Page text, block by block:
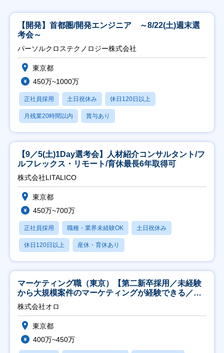
【開発】首都圏/開発エンジニア ～8/22(土)週末選
考会～
パーソルクロステクノロジー株式会社
東京都
450万~1000万
正社員採用 土日祝休み 休日120日以上
月残業20時間以内 賞与あり
【9／5(土)1Day選考会】人材紹介コンサルタント/フ
ルフレックス・リモート/育休最長6年取得可
株式会社LITALICO
東京都
450万~700万
正社員採用 職種・業界未経験OK 土日祝休み
休日120日以上 産休・育休あり
マーケティング職（東京）【第二新卒採用／未経験
から大規模案件のマーケティングが経験できる／研
修充実】
株式会社オロ
東京都
400万~450万